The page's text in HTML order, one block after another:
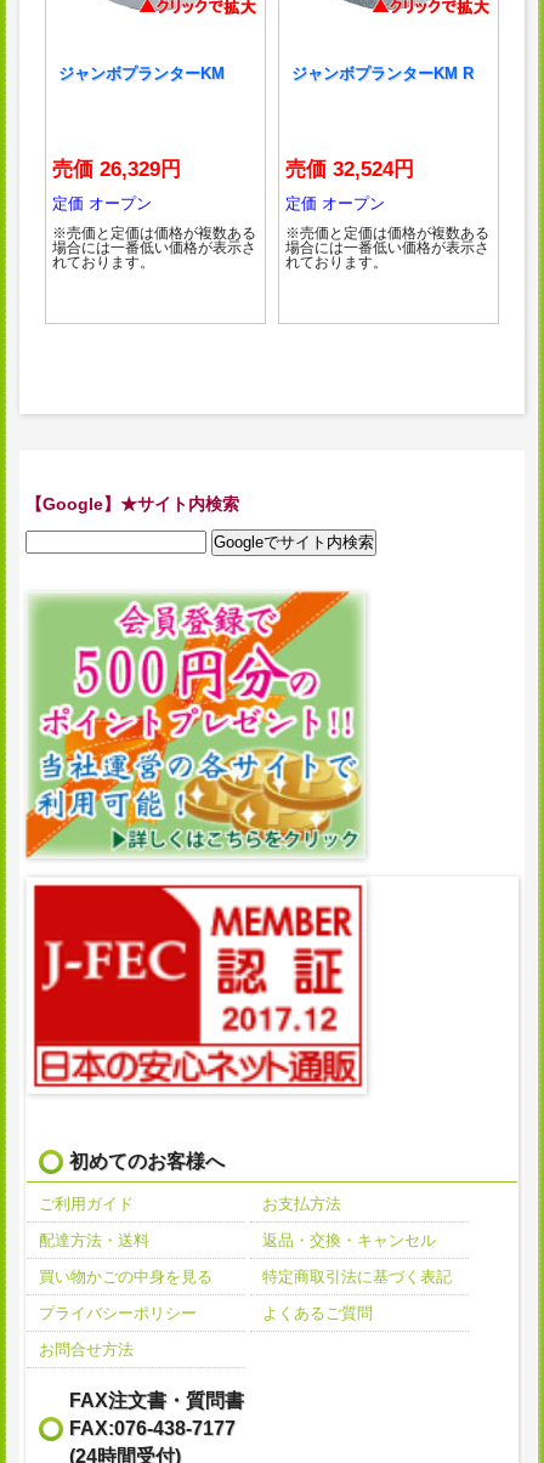
ジャンボプランターKM
売価 26,329円
定価 オープン
※売価と定価は価格が複数ある
場合には一番低い価格が表示さ
れております。
ジャンボプランターKM R
売価 32,524円
定価 オープン
※売価と定価は価格が複数ある
場合には一番低い価格が表示さ
れております。
【Google】★サイト内検索
初めてのお客様へ
ご利用ガイド
お支払方法
配達方法・送料
返品・交換・キャンセル
買い物かごの中身を見る
特定商取引法に基づく表記
プライバシーポリシー
よくあるご質問
お問合せ方法
FAX注文書・質問書
FAX:076-438-7177
(24時間受付)